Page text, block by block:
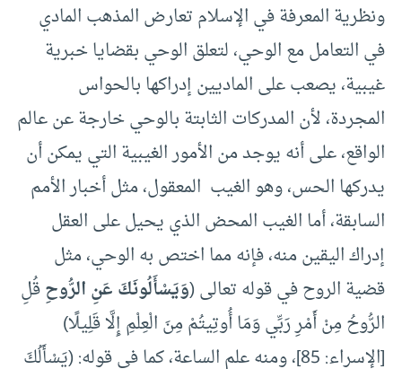
ونظرية المعرفة في الإسلام تعارض المذهب المادي
في التعامل مع الوحي، لتعلق الوحي بقضايا خبرية
غيبية، يصعب على الماديين إدراكها بالحواس
المجردة، لأن المدركات الثابتة بالوحي خارجة عن عالم
الواقع، على أنه يوجد من الأمور الغيبية التي يمكن أن
يدركها الحس، وهو الغيب المعقول، مثل أخبار الأمم
السابقة، أما الغيب المحض الذي يحيل على العقل
إدراك اليقين منه، فإنه مما اختص به الوحي، مثل
قضية الروح في قوله تعالى (وَيَسْأَلُونَكَ عَنِ الرُّوحِقُلِ
الرُّوحُ مِنْ أَمْرِ رَبِّي وَمَا أُوتِيتُمْ مِنَ الْعِلْمِ إِلَّا قَلِيلًا)
[الإسراء: 85]، ومنه علم الساعة، كما في قوله: (يَسْأَلُكَ